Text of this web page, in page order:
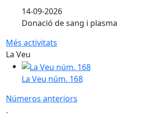
Donació de sang
14-09-2026
Donació de sang i plasma
Més activitats
La Veu